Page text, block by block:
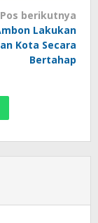
Pos berikutnya
Lakukan
Kota Secara
Bertahap